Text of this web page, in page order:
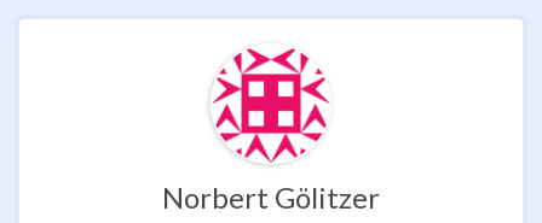
Norbert Gölitzer